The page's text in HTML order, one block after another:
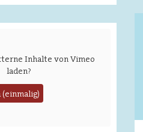
Inhalte vonVimeo
laden?
(einmalig)